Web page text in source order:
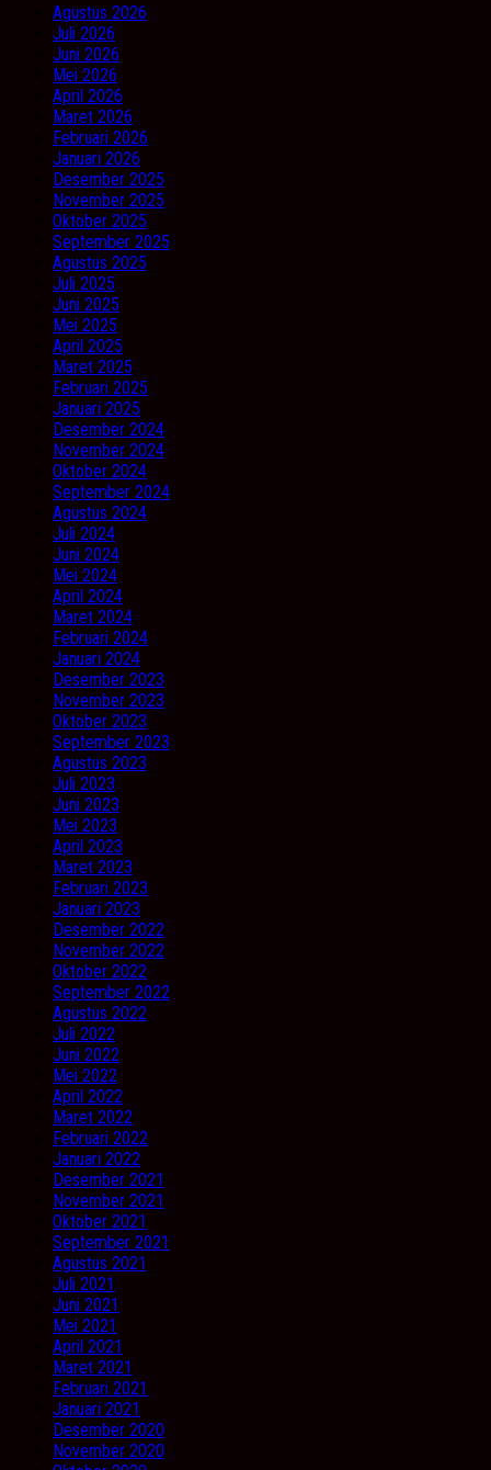
Agustus 2026
Juli 2026
Juni 2026
Mei 2026
April 2026
Maret 2026
Februari 2026
Januari 2026
Desember 2025
November 2025
Oktober 2025
September 2025
Agustus 2025
Juli 2025
Juni 2025
Mei 2025
April 2025
Maret 2025
Februari 2025
Januari 2025
Desember 2024
November 2024
Oktober 2024
September 2024
Agustus 2024
Juli 2024
Juni 2024
Mei 2024
April 2024
Maret 2024
Februari 2024
Januari 2024
Desember 2023
November 2023
Oktober 2023
September 2023
Agustus 2023
Juli 2023
Juni 2023
Mei 2023
April 2023
Maret 2023
Februari 2023
Januari 2023
Desember 2022
November 2022
Oktober 2022
September 2022
Agustus 2022
Juli 2022
Juni 2022
Mei 2022
April 2022
Maret 2022
Februari 2022
Januari 2022
Desember 2021
November 2021
Oktober 2021
September 2021
Agustus 2021
Juli 2021
Juni 2021
Mei 2021
April 2021
Maret 2021
Februari 2021
Januari 2021
Desember 2020
November 2020